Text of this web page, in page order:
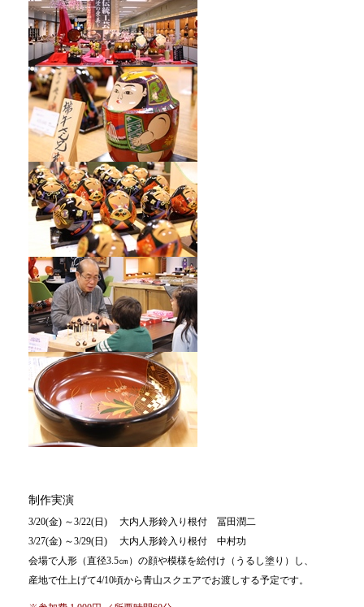
制作実演
3/20(金) ～3/22(日) 大内人形鈴入り根付 冨田潤二
3/27(金) ～3/29(日) 大内人形鈴入り根付 中村功
会場で人形（直径3.5㎝）の顔や模様を絵付け（うるし塗り）し、
産地で仕上げて4/10頃から青山スクエアでお渡しする予定です。